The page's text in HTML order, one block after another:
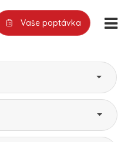
Vaše poptávka